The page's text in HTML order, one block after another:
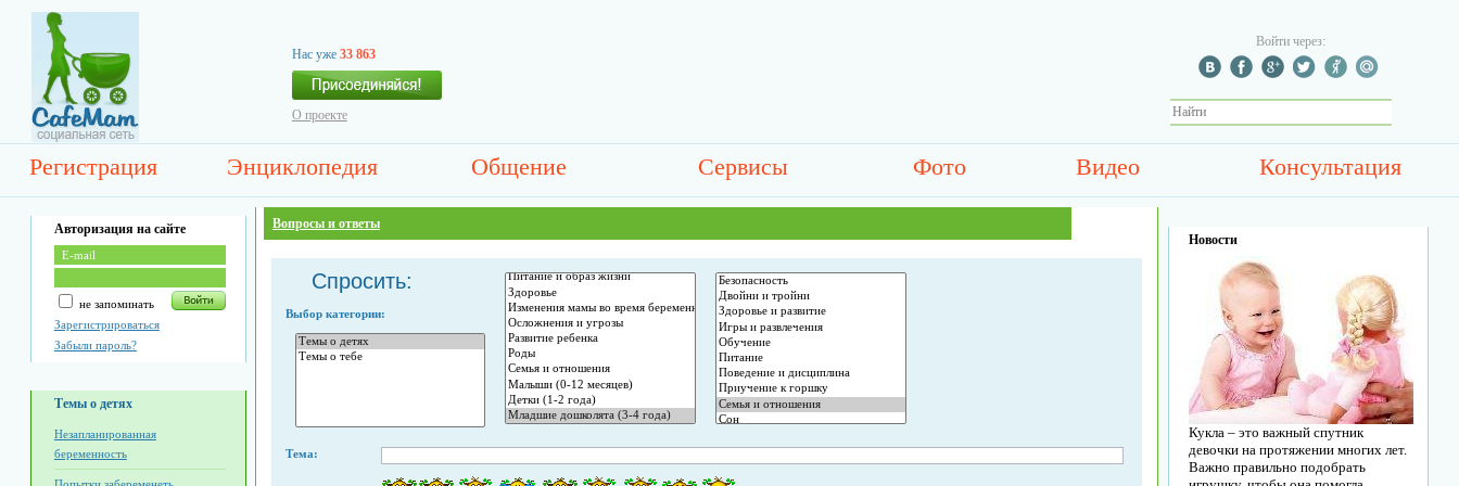
Нас уже 33 863
О проекте
Войти через:
Регистрация Энциклопедия Общение Сервисы Фото Видео Консультация
Авторизация на сайте
не запоминать
Зарегистрироваться
Забыли пароль?
Темы о детях
Незапланированная
беременность
Вопросы и ответы
Спросить:
Выбор категории:
Тема:
Новости
Кукла – это важный спутник
девочки на протяжении многих лет.
Важно правильно подобрать